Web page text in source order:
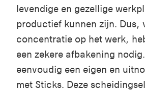
levendige en gezellige
productief kunnen zijn. Dus,
concentratie op het werk,
een zekere afbakening
eenvoudig een eigen en
met Sticks. Deze